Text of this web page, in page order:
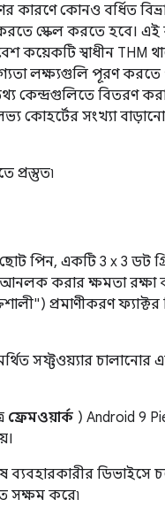
কারণে কোনও বর্ধিত
স্কেল করতে হবে। এই
কয়েকটি স্বাধীন THM
লক্ষ্যগুলি পূরণ করতে
কেন্দ্রগুলিতে বিতরণ
কোহর্টের সংখ্যা
প্রস্তুত৷
পিন, একটি 3 x 3 ডট
আনলক করার ক্ষমতা
প্রমাণীকরণ ফ্যাক্টর
সফ্টওয়্যার চালানোর
ফ্রেমওয়ার্ক ) Android 9
ব্যবহারকারীর ডিভাইসে
সক্ষম করে৷